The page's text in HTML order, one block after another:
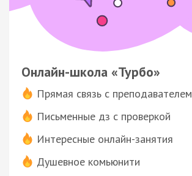
Онлайн-школа «Турбо»
Прямая связь с преподавателем
Письменные дз с проверкой
Интересные онлайн-занятия
Душевное комьюнити